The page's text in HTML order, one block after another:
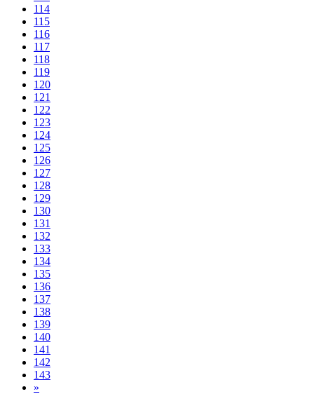
114
115
116
117
118
119
120
121
122
123
124
125
126
127
128
129
130
131
132
133
134
135
136
137
138
139
140
141
142
143
»